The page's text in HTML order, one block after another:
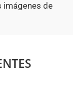
imágenes de